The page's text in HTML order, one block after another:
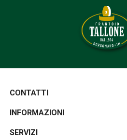
CONTATTI
INFORMAZIONI
SERVIZI